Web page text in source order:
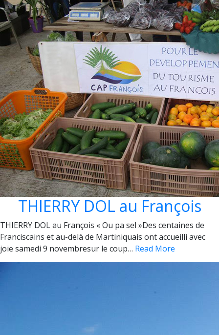
THIERRY DOL au François
THIERRY DOL au François « Ou pa sel »Des centaines de
Franciscains et au-delà de Martiniquais ont accueilli avec
joie samedi 9 novembresur le coup… Read More